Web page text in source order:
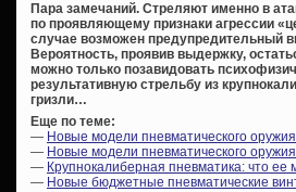
Пара замечаний. Стреляют именно в
по проявляющему признаки агрессии
случае возможен предупредительный
Вероятность, проявив выдержку,
можно только позавидовать
результативную стрельбу из
гризли…
Еще по теме:
— Новые модели пневматического
— Новые модели пневматического
— Крупнокалиберная пневматика: что ее
— Новые бюджетные пневматические